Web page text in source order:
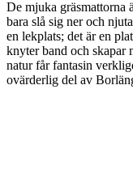
De mjuka gräsmattorna
bara slå sig ner och
en lekplats; det är en
knyter band och skapar
natur får fantasin
ovärderlig del av